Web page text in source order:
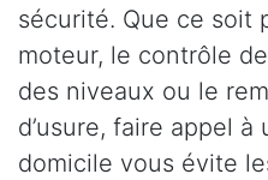
sécurité. Que ce soit
moteur, le contrôle
des niveaux ou le
d’usure, faire appel à
domicile vous évite